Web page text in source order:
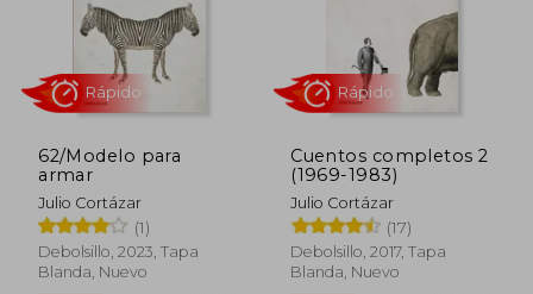
dcto.
30%
dcto.
62/Modelo para
armar
Julio Cortázar
(1)
Debolsillo, 2023, Tapa
Blanda, Nuevo
Cuentos completos 2
(1969-1983)
Julio Cortázar
(17)
Debolsillo, 2017, Tapa
Blanda, Nuevo